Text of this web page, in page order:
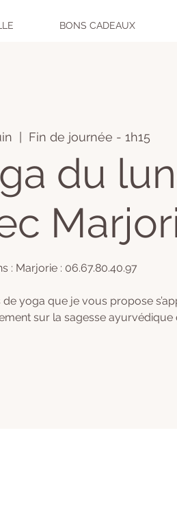
BONS CADEAUX
  |
Fin de journée - 1h15
du
: Marjorie : 06.67.80.40.97
de yoga que je vous propose
sur la sagesse ayurvédique